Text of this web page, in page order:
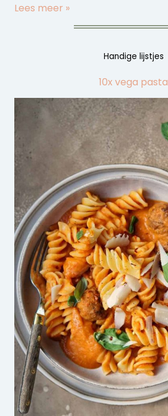
Lees meer »
Handige lijstjes
10x vega pasta